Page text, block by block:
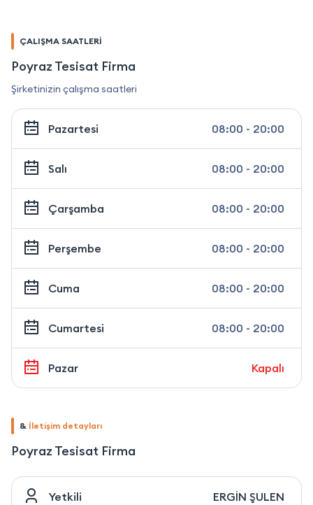
ÇALIŞMA SAATLERİ
Poyraz Tesisat Firma
Şirketinizin çalışma saatleri
Pazartesi 08:00 - 20:00
Salı 08:00 - 20:00
Çarşamba 08:00 - 20:00
Perşembe 08:00 - 20:00
Cuma 08:00 - 20:00
Cumartesi 08:00 - 20:00
Pazar Kapalı
& İletişim detayları
Poyraz Tesisat Firma
Yetkili ERGİN ŞULEN